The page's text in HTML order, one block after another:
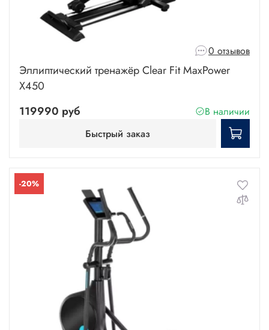
0 отзывов
Эллиптический тренажёр Clear Fit MaxPower
X450
119990 руб
В наличии
Быстрый заказ
-20%